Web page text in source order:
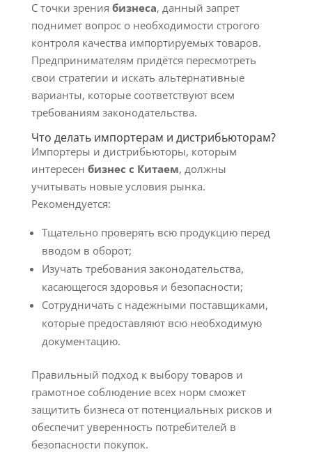
С точки зрения бизнеса, данный запрет
поднимет вопрос о необходимости строгого
контроля качества импортируемых товаров.
Предпринимателям придётся пересмотреть
свои стратегии и искать альтернативные
варианты, которые соответствуют всем
требованиям законодательства.
Что делать импортерам и дистрибьюторам?
Импортеры и дистрибьюторы, которым
интересен бизнес с Китаем, должны
учитывать новые условия рынка.
Рекомендуется:
Тщательно проверять всю продукцию перед
вводом в оборот;
Изучать требования законодательства,
касающегося здоровья и безопасности;
Сотрудничать с надежными поставщиками,
которые предоставляют всю необходимую
документацию.
Правильный подход к выбору товаров и
грамотное соблюдение всех норм сможет
защитить бизнеса от потенциальных рисков и
обеспечит уверенность потребителей в
безопасности покупок.